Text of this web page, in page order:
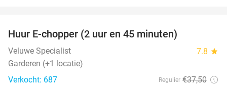
Huur E-chopper (2 uur en 45 minuten)
Veluwe Specialist 7.8 star
Garderen (+1 locatie)
Verkocht: 687
Regulier €37,50